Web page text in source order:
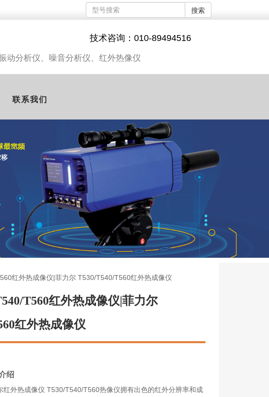
搜索
技术咨询：010-89494516
动分析仪、噪音分析仪、红外热像仪
联系我们
红外热成像仪|菲力尔 T530/T540/T560红外热成像仪
T560红外热成像仪|菲力尔
红外热成像仪
绍
红外热成像仪 T530/T540/T560热像仪拥有出色的红外分辨率和成